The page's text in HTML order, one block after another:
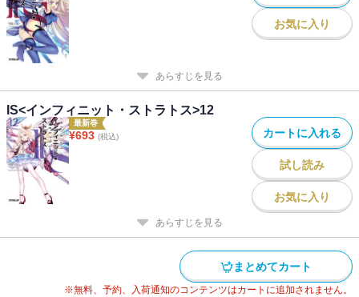
お気に入り
あらすじを見る
IS<インフィニット・ストラトス>12
最新巻
¥693 (税込) カートに入れる
試し読み
お気に入り
あらすじを見る
まとめてカート
※無料、予約、入荷通知のコンテンツはカートに追加されません。